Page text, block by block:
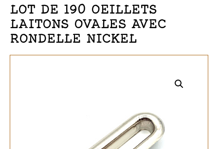
LOT DE 190 OEILLETS
LAITONS OVALES AVEC
RONDELLE NICKEL